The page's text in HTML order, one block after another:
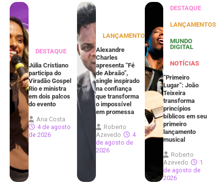
DESTAQUE
Júlia Cristiano
participa do
Viradão Gospel
Rio e ministra
em dois palcos
do evento
Ana Costa
4 de agosto
de 2026
LANÇAMENTOS
Alexandre
Charles
apresenta “Fé
de Abraão”,
single inspirado
na confiança
que transforma
o impossível
em promessa
Roberto
Azevedo
4
de agosto de
2026
DESTAQUE
LANÇAMENTOS
MUNDO
DIGITAL
NOTÍCIAS
“Primeiro
Lugar”: João
Teixeira
transforma
princípios
bíblicos em seu
primeiro
lançamento
musical
Roberto
Azevedo
1
de agosto de
2026